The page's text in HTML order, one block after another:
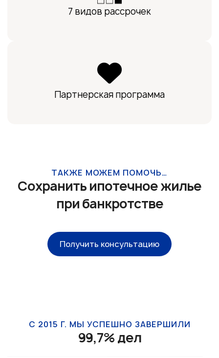
7 видов рассрочек
Партнерская программа
ТАКЖЕ МОЖЕМ ПОМОЧЬ…
Сохранить ипотечное жилье
при банкротстве
Получить консультацию
С 2015 Г. МЫ УСПЕШНО ЗАВЕРШИЛИ
99,7% дел